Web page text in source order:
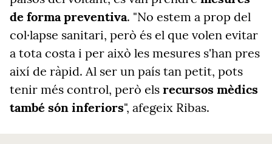
de forma preventiva. "No estem a prop del
col·lapse sanitari, però és el que volen evitar
a tota costa i per això les mesures s'han pres
així de ràpid. Al ser un país tan petit, pots
tenir més control, però els recursos mèdics
també són inferiors", afegeix Ribas.